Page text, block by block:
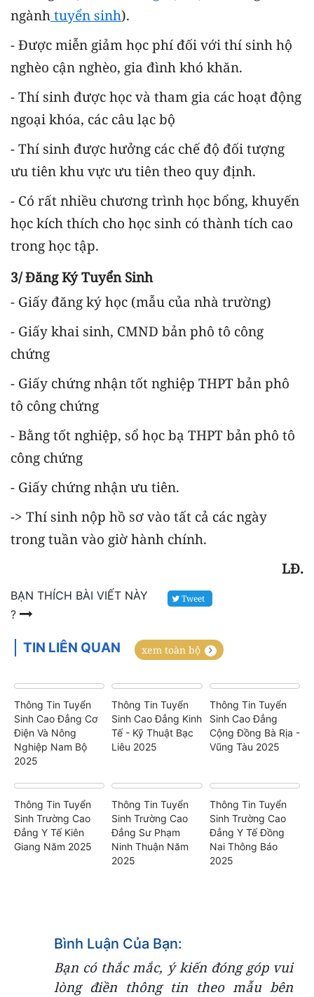
ngành tuyển sinh).
- Được miễn giảm học phí đối với thí sinh hộ
nghèo cận nghèo, gia đình khó khăn.
- Thí sinh được học và tham gia các hoạt động
ngoại khóa, các câu lạc bộ
- Thí sinh được hưởng các chế độ đối tượng
ưu tiên khu vực ưu tiên theo quy định.
- Có rất nhiều chương trình học bổng, khuyến
học kích thích cho học sinh có thành tích cao
trong học tập.
3/ Đăng Ký Tuyển Sinh
- Giấy đăng ký học (mẫu của nhà trường)
- Giấy khai sinh, CMND bản phô tô công
chứng
- Giấy chứng nhận tốt nghiệp THPT bản phô
tô công chứng
- Bằng tốt nghiệp, sổ học bạ THPT bản phô tô
công chứng
- Giấy chứng nhận ưu tiên.
-> Thí sinh nộp hồ sơ vào tất cả các ngày
trong tuần vào giờ hành chính.
LĐ.
BẠN THÍCH BÀI VIẾT NÀY
?
Tweet
TIN LIÊN QUAN xem toàn bộ
Thông Tin Tuyển
Sinh Cao Đẳng Cơ
Điện Và Nông
Nghiệp Nam Bộ
2025
Thông Tin Tuyển
Sinh Cao Đẳng Kinh
Tế - Kỹ Thuật Bạc
Liêu 2025
Thông Tin Tuyển
Sinh Cao Đẳng
Cộng Đồng Bà Rịa -
Vũng Tàu 2025
Thông Tin Tuyển
Sinh Trường Cao
Đẳng Y Tế Kiên
Giang Năm 2025
Thông Tin Tuyển
Sinh Trường Cao
Đẳng Sư Phạm
Ninh Thuận Năm
2025
Thông Tin Tuyển
Sinh Trường Cao
Đẳng Y Tế Đồng
Nai Thông Báo
2025
Bình Luận Của Bạn:
Bạn có thắc mắc, ý kiến đóng góp vui
lòng điền thông tin theo mẫu bên